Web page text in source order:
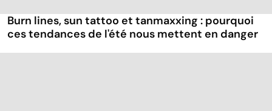
Burn lines, sun tattoo et tanmaxxing : pourquoi
ces tendances de l'été nous mettent en danger